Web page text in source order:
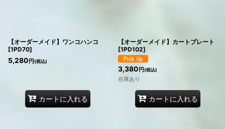
【オーダーメイド】ワンコハンコ
[1PD70]
5,280 円(税込)
カートに入れる
【オーダーメイド】カートプレート
[1PD102]
3,380 円(税込)
在庫あり
カートに入れる